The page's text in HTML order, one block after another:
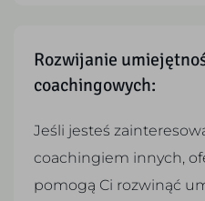
Rozwijanie
coachingowych:
Jeśli jesteś
coachingiem innych,
pomogą Ci rozwinąć